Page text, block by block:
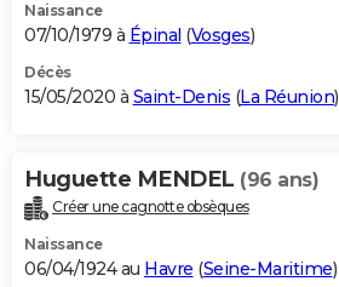
Naissance
07/10/1979 à Épinal (Vosges)
Décès
15/05/2020 à Saint-Denis (La Réunion)
Huguette MENDEL (96 ans)
Créer une cagnotte obsèques
Naissance
06/04/1924 au Havre (Seine-Maritime)